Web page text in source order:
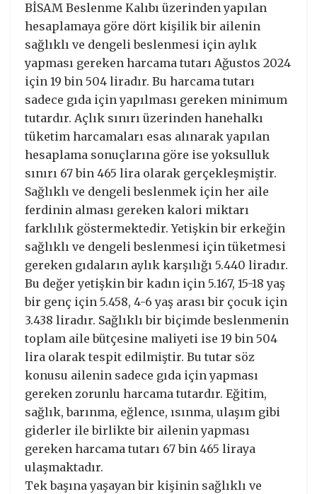
BİSAM Beslenme Kalıbı üzerinden yapılan
hesaplamaya göre dört kişilik bir ailenin
sağlıklı ve dengeli beslenmesi için aylık
yapması gereken harcama tutarı Ağustos 2024
için 19 bin 504 liradır. Bu harcama tutarı
sadece gıda için yapılması gereken minimum
tutardır. Açlık sınırı üzerinden hanehalkı
tüketim harcamaları esas alınarak yapılan
hesaplama sonuçlarına göre ise yoksulluk
sınırı 67 bin 465 lira olarak gerçekleşmiştir.
Sağlıklı ve dengeli beslenmek için her aile
ferdinin alması gereken kalori miktarı
farklılık göstermektedir. Yetişkin bir erkeğin
sağlıklı ve dengeli beslenmesi için tüketmesi
gereken gıdaların aylık karşılığı 5.440 liradır.
Bu değer yetişkin bir kadın için 5.167, 15-18 yaş
bir genç için 5.458, 4-6 yaş arası bir çocuk için
3.438 liradır. Sağlıklı bir biçimde beslenmenin
toplam aile bütçesine maliyeti ise 19 bin 504
lira olarak tespit edilmiştir. Bu tutar söz
konusu ailenin sadece gıda için yapması
gereken zorunlu harcama tutardır. Eğitim,
sağlık, barınma, eğlence, ısınma, ulaşım gibi
giderler ile birlikte bir ailenin yapması
gereken harcama tutarı 67 bin 465 liraya
ulaşmaktadır.
Tek başına yaşayan bir kişinin sağlıklı ve